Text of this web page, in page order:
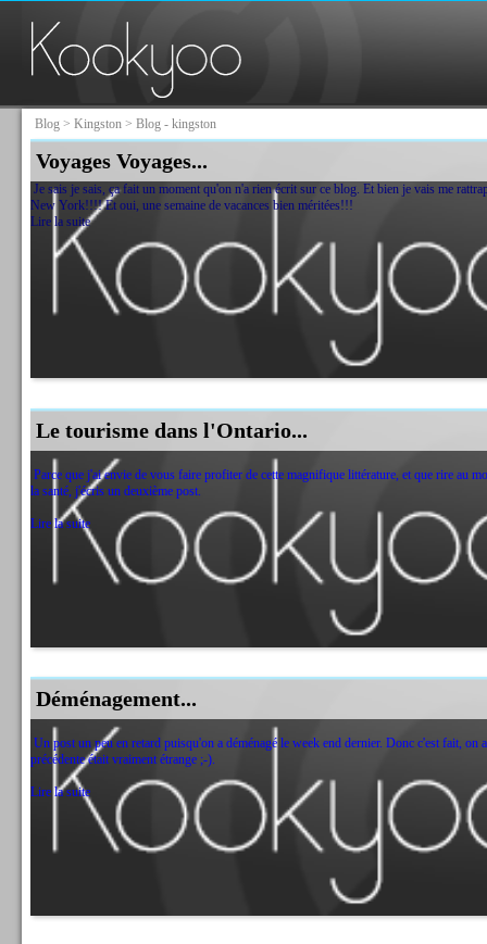
Blog> Kingston> Blog - kingston
Voyages Voyages...
Je sais je sais, ça fait un moment qu'on n'a rien écrit sur ce blog. Et bien je vais me
New York!!!! Et oui, une semaine de vacances bien méritées!!!
Lire la suite
Le tourisme dans l'Ontario...
Parce que j'ai envie de vous faire profiter de cette magnifique littérature, et que rire au
la santé, j'écris un deuxième post.
Lire la suite
Déménagement...
Un post un peu en retard puisqu'on a déménagé le week end dernier. Donc c'est fait, on
précédente était vraiment étrange ;-).
Lire la suite